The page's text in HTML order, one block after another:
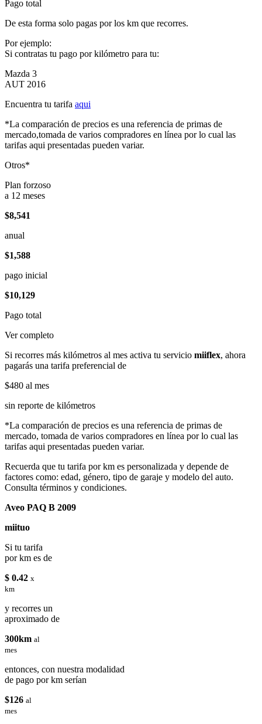
Pago total
De esta forma solo pagas por los km que recorres.
Por ejemplo:
Si contratas tu pago por kilómetro para tu:
Mazda 3
AUT 2016
Encuentra tu tarifa aqui
*La comparación de precios es una referencia de primas de
mercado,tomada de varios compradores en línea por lo cual las
tarifas aqui presentadas pueden variar.
Otros*
Plan forzoso
a 12 meses
$8,541
anual
$1,588
pago inicial
$10,129
Pago total
Ver completo
Si recorres más kilómetros al mes activa tu servicio miiflex, ahora
pagarás una tarifa preferencial de
$480 al mes
sin reporte de kilómetros
*La comparación de precios es una referencia de primas de
mercado, tomada de varios compradores en línea por lo cual las
tarifas aqui presentadas pueden variar.
Recuerda que tu tarifa por km es personalizada y depende de
factores como: edad, género, tipo de garaje y modelo del auto.
Consulta términos y condiciones.
Aveo PAQ B 2009
miituo
Si tu tarifa
por km es de
$ 0.42 x
km
y recorres un
aproximado de
300km al
mes
entonces, con nuestra modalidad
de pago por km serían
$126 al
mes